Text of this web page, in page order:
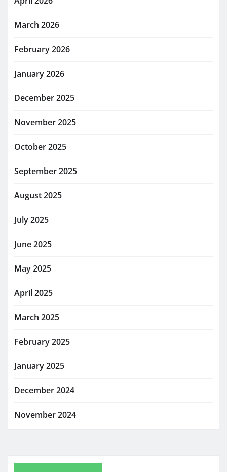
March 2026
February 2026
January 2026
December 2025
November 2025
October 2025
September 2025
August 2025
July 2025
June 2025
May 2025
April 2025
March 2025
February 2025
January 2025
December 2024
November 2024